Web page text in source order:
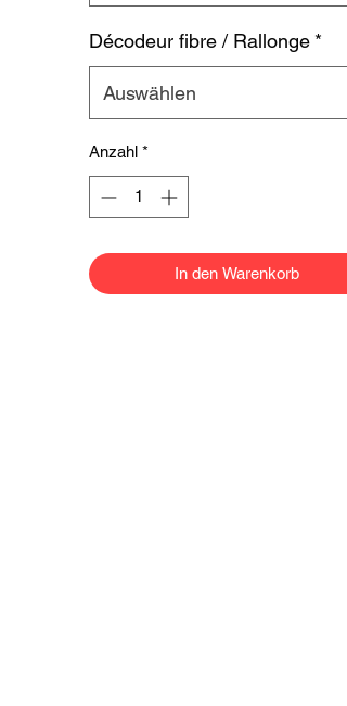
Décodeur fibre / Rallonge *
Auswählen
Anzahl *
In den Warenkorb